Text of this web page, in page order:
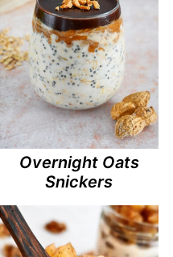
Overnight Oats
Snickers